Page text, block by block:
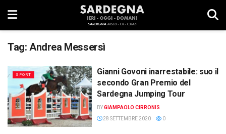
Tag: Andrea Messersì
SPORT
Gianni Govoni inarrestabile: suo il
secondo Gran Premio del
Sardegna Jumping Tour
BYGIAMPAOLO CIRRONIS
28 SETTEMBRE 2020
0